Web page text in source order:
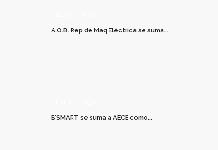
A.O.B. Rep de Maq Eléctrica se suma...
B’SMART se suma a AECE como...